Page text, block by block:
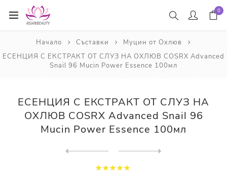
0
Начало Съставки
Муцин от Охлюв
ЕСЕНЦИЯ С ЕКСТРАКТ ОТ СЛУЗ НА ОХЛЮВ COSRX Advanced
Snail 96 Mucin Power Essence 100мл
ЕСЕНЦИЯ С ЕКСТРАКТ ОТ СЛУЗ НА
ОХЛЮВ COSRX Advanced Snail 96
Mucin Power Essence 100мл